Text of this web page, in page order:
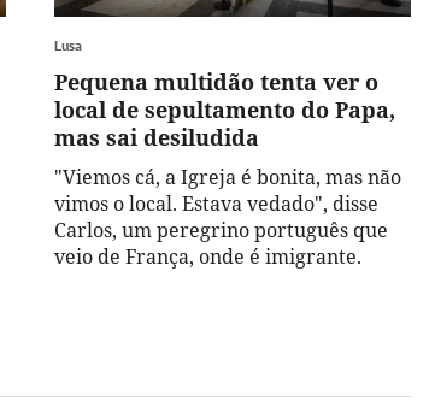
Lusa
Pequena multidão tenta ver o
local de sepultamento do Papa,
mas sai desiludida
"Viemos cá, a Igreja é bonita, mas não
vimos o local. Estava vedado", disse
Carlos, um peregrino português que
veio de França, onde é imigrante.